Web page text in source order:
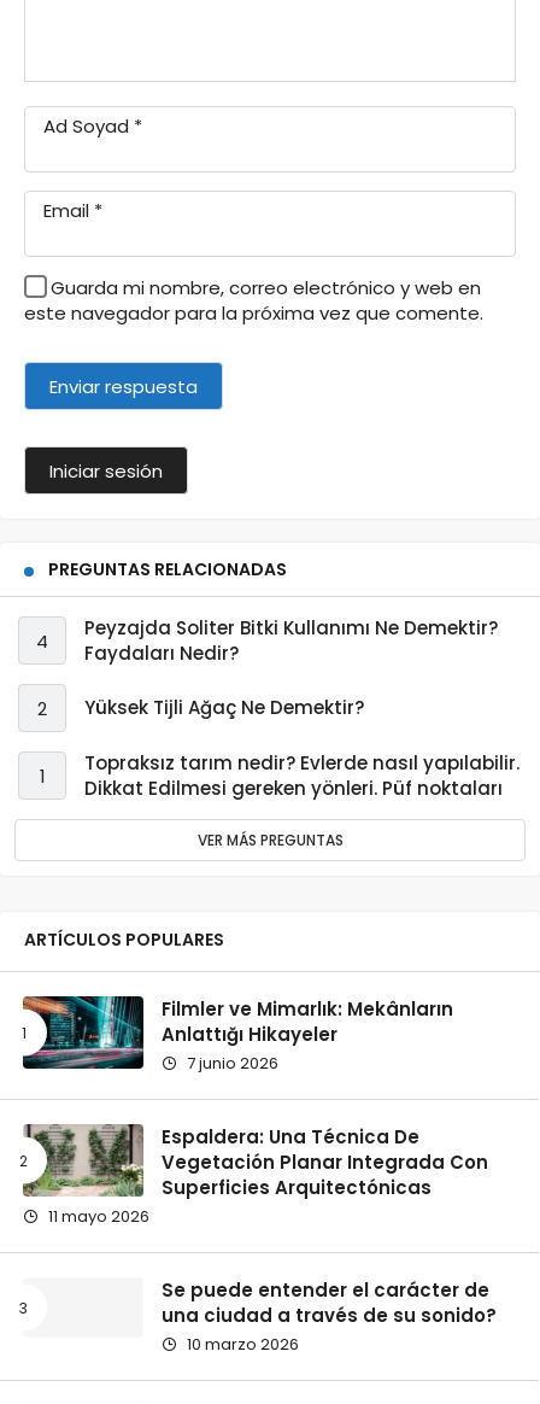
Ad Soyad *
Email *
Guarda mi nombre, correo electrónico y web en
este navegador para la próxima vez que comente.
Iniciar sesión
PREGUNTAS RELACIONADAS
4
Peyzajda Soliter Bitki Kullanımı Ne Demektir?
Faydaları Nedir?
2 Yüksek Tijli Ağaç Ne Demektir?
1
Topraksız tarım nedir? Evlerde nasıl yapılabilir.
Dikkat Edilmesi gereken yönleri. Püf noktaları
VER MÁS PREGUNTAS
ARTÍCULOS POPULARES
Filmler ve Mimarlık: Mekânların
Anlattığı Hikayeler
7 junio 2026
Espaldera: Una Técnica De
Vegetación Planar Integrada Con
Superficies Arquitectónicas
11 mayo 2026
Se puede entender el carácter de
una ciudad a través de su sonido?
10 marzo 2026